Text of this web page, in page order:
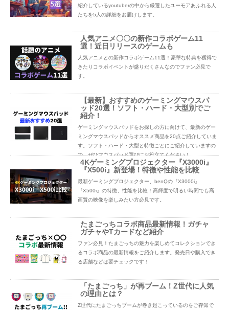
紹介しているyoutuberの中から厳選したユーモアあふれる人
たちを5人の詳細をお届けします。
人気アニメ〇〇の新作コラボゲーム11
選！近日リリースのゲームも
人気アニメとの新作コラボゲーム11選！豪華な特典を獲得で
きたりコラボイベントが盛りだくさんなのでファン必見で
す。
【最新】おすすめのゲーミングマウスパ
ッド20選！ソフト・ハード・大型別でご
紹介！
ゲーミングマウスパッドをお探しの方に向けて、最新のゲー
ミングマウスパッドからオススメ商品を20点ご紹介していま
す。ソフト・ハード・大型と特徴ごとにご紹介していますの
で、ぜひマウスパッド選びにお役立てください！
4Kゲーミングプロジェクター『X3000i』
『X500i』新登場！特徴や性能を比較
最新ゲーミングプロジェクター、benQの『X3000i』
『X500i』の特徴、性能を比較！高輝度で明るい時間でも高
画質の映像を楽しみたい方必見です。
たまごっちコラボ商品最新情報！ガチャ
ガチャやTカードなど紹介
ファン必見！たまごっちの魅力を楽しめてコレクションでき
るコラボ商品の最新情報をご紹介します。発売日や購入でき
る店舗などは要チェックです！
「たまごっち」が再ブーム！Z世代に人気
の理由とは？
Z世代にたまごっちブームが巻き起こっているのをご存知で